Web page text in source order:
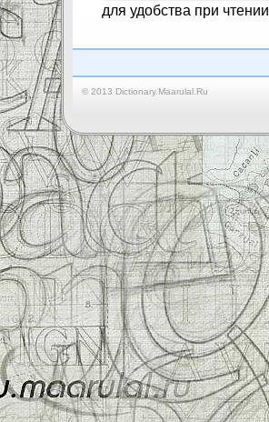
для удобства при чтении
© 2013 Dictionary.Maarulal.Ru